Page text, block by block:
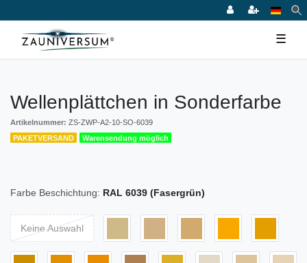
☰
Wellenplättchen in Sonderfarbe
Artikelnummer: ZS-ZWP-A2-10-SO-6039
PAKETVERSAND
Warensendung möglich
Farbe Beschichtung: RAL 6039 (Fasergrün)
Keine Auswahl